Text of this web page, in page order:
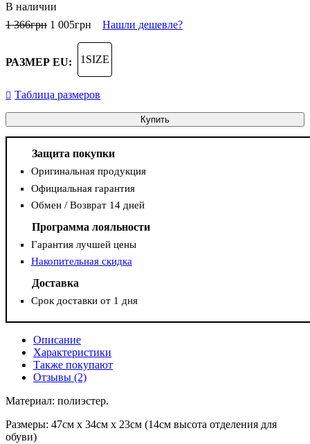
В наличии
1 366грн 1 005грн Нашли дешевле?
РАЗМЕР EU: 1SIZE
Таблица размеров
Купить
Защита покупки
Оригинальная продукция
Официальная гарантия
Обмен / Возврат 14 дней
Программа лояльности
Гарантия лучшей цены
Накопительная скидка
Доставка
Срок доставки от 1 дня
Описание
Характеристики
Также покупают
Отзывы (2)
Материал: полиэстер.
Размеры: 47см х 34см х 23см (14см высота отделения для
обуви)